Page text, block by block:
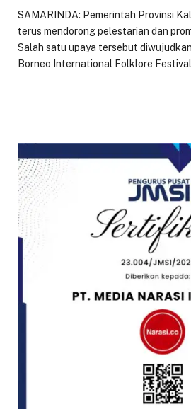
SAMARINDA: Pemerintah Provinsi
terus mendorong pelestarian dan
Salah satu upaya tersebut
Borneo International Folklore